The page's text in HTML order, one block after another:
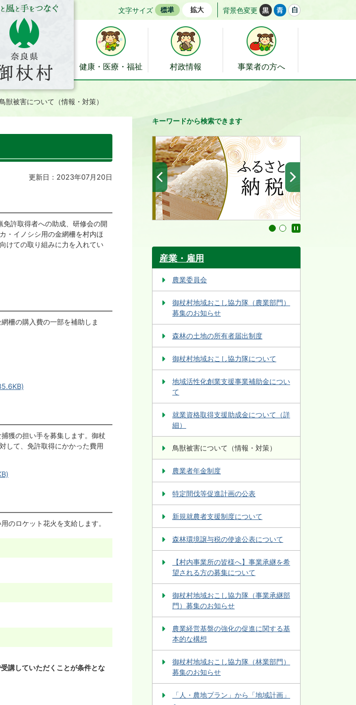
文字サイズ 背景色変更
健康・医療・福祉 村政情報 事業者の方へ
鳥獣被害について（情報・対策）
更新日：2023年07月20日
許取得者への助成、研修会の開
・イノシシ用の金網柵を村内ほ
けての取り組みに力を入れてい
柵の購入費の一部を補助しま
獲の担い手を募集します。御杖
して、免許取得にかかった費用
のロケット花火を支給します。
講していただくことが条件とな
キーワードから検索できます
前へ
1 2
産業・雇用
農業委員会
御杖村地域おこし協力隊（農業部門）
募集のお知らせ
森林の土地の所有者届出制度
御杖村地域おこし協力隊について
地域活性化創業支援事業補助金につい
て
就業資格取得支援助成金について（詳
細）
鳥獣被害について（情報・対策）
農業者年金制度
特定間伐等促進計画の公表
新規就農者支援制度について
森林環境譲与税の使途公表について
【村内事業所の皆様へ】事業承継を希
望される方の募集について
御杖村地域おこし協力隊（事業承継部
門）募集のお知らせ
農業経営基盤の強化の促進に関する基
本的な構想
御杖村地域おこし協力隊（林業部門）
募集のお知らせ
「人・農地プラン」から「地域計画」